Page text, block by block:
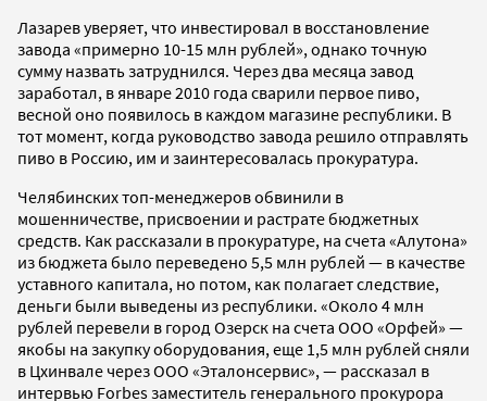
Лазарев уверяет, что инвестировал в восстановление
завода «примерно 10-15 млн рублей», однако точную
сумму назвать затруднился. Через два месяца завод
заработал, в январе 2010 года сварили первое пиво,
весной оно появилось в каждом магазине республики. В
тот момент, когда руководство завода решило отправлять
пиво в Россию, им и заинтересовалась прокуратура.
Челябинских топ-менеджеров обвинили в
мошенничестве, присвоении и растрате бюджетных
средств. Как рассказали в прокуратуре, на счета «Алутона»
из бюджета было переведено 5,5 млн рублей — в качестве
уставного капитала, но потом, как полагает следствие,
деньги были выведены из республики. «Около 4 млн
рублей перевели в город Озерск на счета ООО «Орфей» —
якобы на закупку оборудования, еще 1,5 млн рублей сняли
в Цхинвале через ООО «Эталонсервис», — рассказал в
интервью Forbes заместитель генерального прокурора